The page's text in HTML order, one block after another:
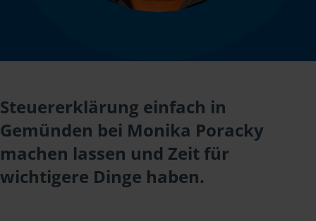
Steuererklärung einfach in
Gemünden bei Monika Poracky
machen lassen und Zeit für
wichtigere Dinge haben.